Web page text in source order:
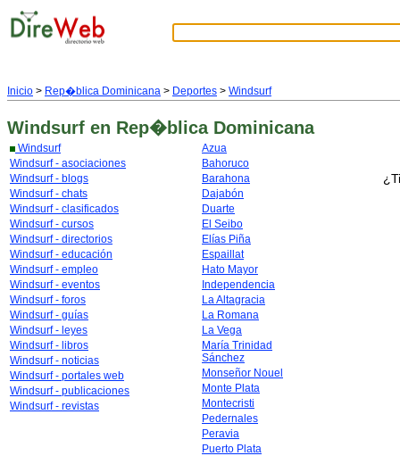
Inicio > Rep�blica Dominicana > Deportes > Windsurf
Windsurf en Rep�blica Dominicana
Windsurf
Windsurf - asociaciones
Windsurf - blogs
Windsurf - chats
Windsurf - clasificados
Windsurf - cursos
Windsurf - directorios
Windsurf - educación
Windsurf - empleo
Windsurf - eventos
Windsurf - foros
Windsurf - guías
Windsurf - leyes
Windsurf - libros
Windsurf - noticias
Windsurf - portales web
Windsurf - publicaciones
Windsurf - revistas
Azua
Bahoruco
Barahona
Dajabón
Duarte
El Seibo
Elías Piña
Espaillat
Hato Mayor
Independencia
La Altagracia
La Romana
La Vega
María Trinidad
Sánchez
Monseñor Nouel
Monte Plata
Montecristi
Pedernales
Peravia
Puerto Plata